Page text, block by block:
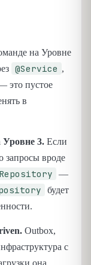
на Уровне
@Service ,
это пустое
в
Уровне 3. Если
запросы вроде
—
будет
Outbox,
с